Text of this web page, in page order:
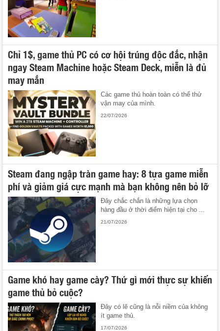
Chỉ 1$, game thủ PC có cơ hội trúng độc đắc, nhận
ngay Steam Machine hoặc Steam Deck, miễn là đủ
may mắn
Các game thủ hoàn toàn có thể thử
vận may của mình.
22/07/2026
Steam đang ngập tràn game hay: 8 tựa game miễn
phí và giảm giá cực mạnh mà bạn không nên bỏ lỡ
Đây chắc chắn là những lựa chọn
hàng đầu ở thời điểm hiện tại cho ...
21/07/2026
Game khó hay game cày? Thứ gì mới thực sự khiến
game thủ bỏ cuộc?
Đây có lẽ cũng là nỗi niềm của không
ít game thủ.
17/07/2026